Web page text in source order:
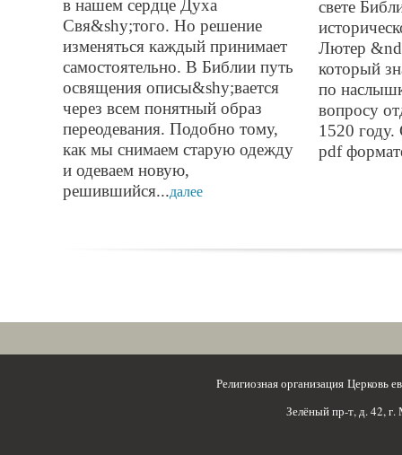
в нашем сердце Духа
Свя&shy;того. Но решение
изменяться каждый принимает
самостоятельно. В Библии путь
освящения описы&shy;вается
через всем понятный образ
переодевания. Подобно тому,
как мы снимаем старую одежду
и одеваем новую,
решившийся...далее
свете
Лютер
который
по
вопросу
1520 году.
pdf
Религиозная организация
Зелёный пр-т, д. 42,